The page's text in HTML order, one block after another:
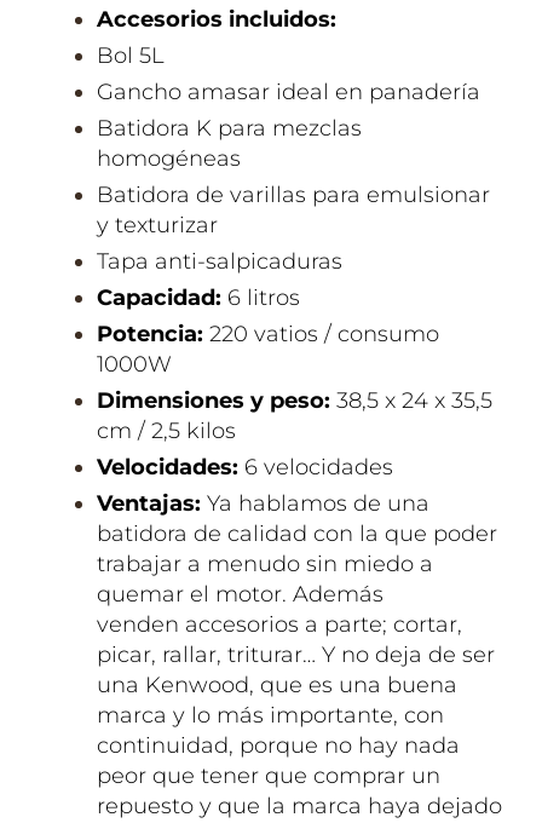
Accesorios incluidos:
Bol 5L
Gancho amasar ideal en panadería
Batidora K para mezclas
homogéneas
Batidora de varillas para emulsionar
y texturizar
Tapa anti-salpicaduras
Capacidad: 6 litros
Potencia: 220 vatios / consumo
1000W
Dimensiones y peso: ‎38,5 x 24 x 35,5
cm / 2,5 kilos
Velocidades: 6 velocidades
Ventajas: Ya hablamos de una
batidora de calidad con la que poder
trabajar a menudo sin miedo a
quemar el motor. Además
venden accesorios a parte; cortar,
picar, rallar, triturar… Y no deja de ser
una Kenwood, que es una buena
marca y lo más importante, con
continuidad, porque no hay nada
peor que tener que comprar un
repuesto y que la marca haya dejado